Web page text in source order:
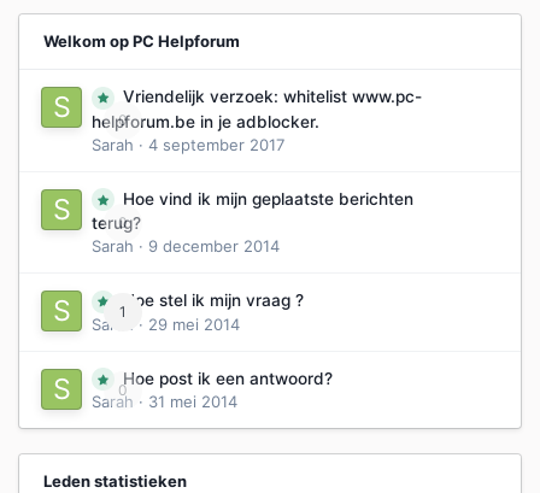
Welkom op PC Helpforum
0
Vriendelijk verzoek: whitelist www.pc-
helpforum.be in je adblocker.
Sarah · 4 september 2017
0
Hoe vind ik mijn geplaatste berichten
terug?
Sarah · 9 december 2014
1
Hoe stel ik mijn vraag ?
Sarah
· 29 mei 2014
0
Hoe post ik een antwoord?
Sarah · 31 mei 2014
Leden statistieken